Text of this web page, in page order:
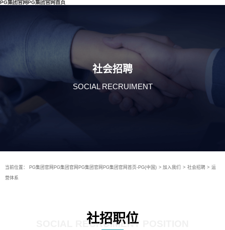
PG集团官网PG集团官网首页
社会招聘
SOCIAL RECRUIMENT
当前位置： PG集团官网PG集团官网PG集团官网PG集团官网首页-PG(中国) > 加入我们 > 社会招聘 > 运
营体系
社招职位
SOCIAL RECRUIMENT POSITION